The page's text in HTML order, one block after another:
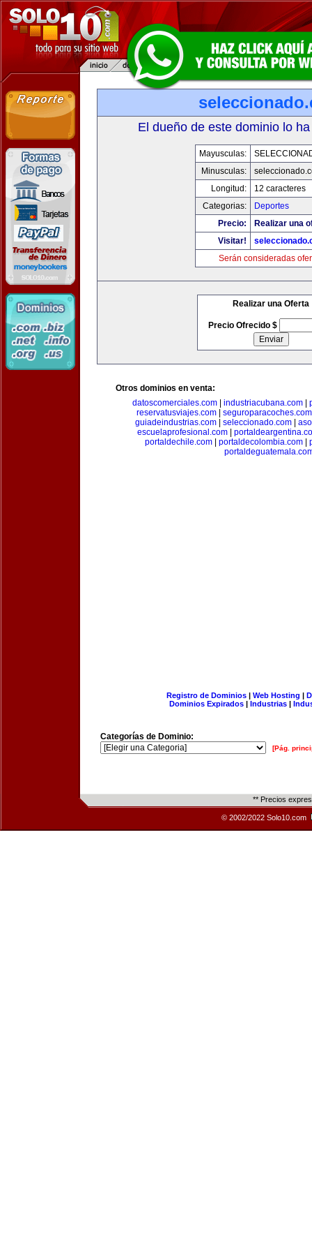
El dueño de este dominio lo
Mayusculas:
Minusculas:
Longitud:
12 caracteres
Categorias:
Deportes
Precio:
Realizar una
Visitar!
Serán consideradas
Realizar una Oferta
Precio Ofrecido $
Otros dominios en venta:
datoscomerciales.com| industriacubana.com|
reservatusviajes.com| seguroparacoches.com
guiadeindustrias.com
seleccionado.com
escuelaprofesional.com
portaldechile.com
portaldecolombia.com
Registro de Dominios| Web Hosting |
Dominios Expirados | Industrias |
Categorías de Dominio:
[Pág.
** Precios
© 2002/2022 Solo10.com